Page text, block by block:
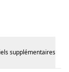
supplémentaires